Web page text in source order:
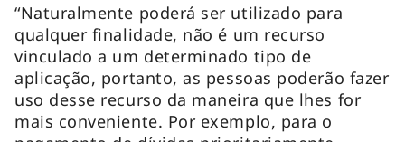
“Naturalmente poderá ser utilizado para
qualquer finalidade, não é um recurso
vinculado a um determinado tipo de
aplicação, portanto, as pessoas poderão fazer
uso desse recurso da maneira que lhes for
mais conveniente. Por exemplo, para o